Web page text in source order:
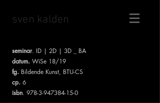
sven kalden
seminar. ID | 2D | 3D _ BA
datum. WiSe 18/19
fg. Bildende Kunst, BTU-CS
cp. 6
isbn. 978-3-947384-15-0